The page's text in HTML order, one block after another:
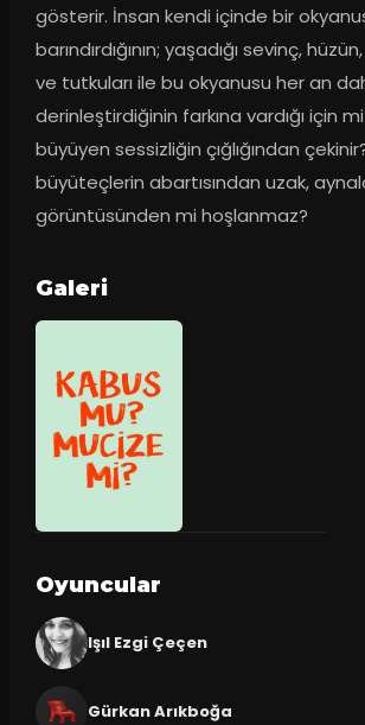
gösterir. İnsan kendi içinde bir
barındırdığının; yaşadığı sevinç,
ve tutkuları ile bu okyanusu her an
derinleştirdiğinin farkına vardığı için
büyüyen sessizliğin çığlığından
büyüteçlerin abartısından uzak,
görüntüsünden mi hoşlanmaz?
Galeri
Oyuncular
Işıl Ezgi Çeçen
Gürkan Arıkboğa